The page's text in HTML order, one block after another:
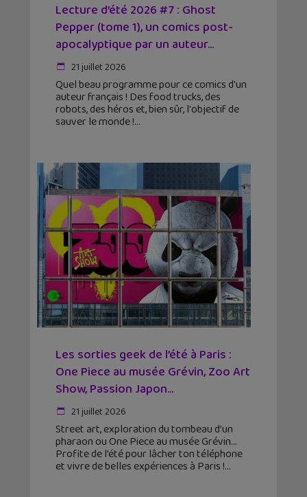
Lecture d’été 2026 #7 : Ghost
Pepper (tome 1), un comics post-
apocalyptique par un auteur...
21 juillet 2026
Quel beau programme pour ce comics d'un
auteur français ! Des food trucks, des
robots, des héros et, bien sûr, l'objectif de
sauver le monde !
Les sorties geek de l’été à Paris :
One Piece au musée Grévin, Zoo Art
Show, Passion Japon...
21 juillet 2026
Street art, exploration du tombeau d’un
pharaon ou One Piece au musée Grévin…
Profite de l’été pour lâcher ton téléphone
et vivre de belles expériences à Paris !